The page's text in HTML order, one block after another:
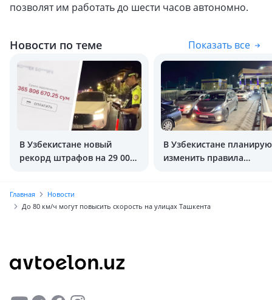
позволят им работать до шести часов автономно.
Новости по теме Показать все
В Узбекистане новый
рекорд штрафов на 29 000
В Узбекистане
изменить правила
Главная
Новости
До 80 км/ч могут повысить скорость на улицах Ташкента